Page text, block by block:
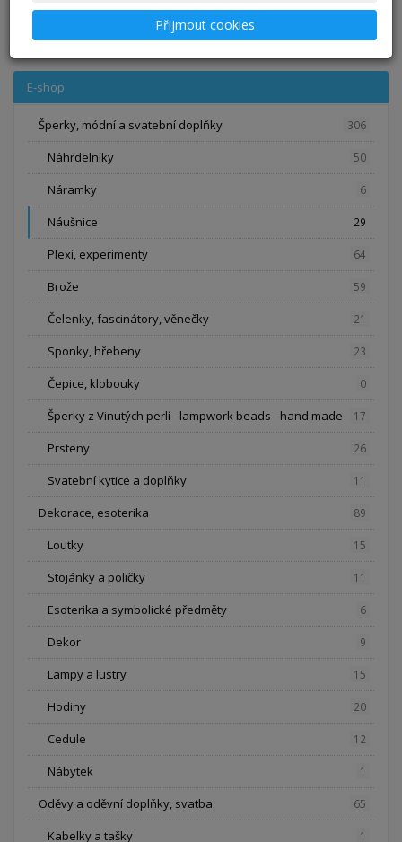
Přihlásit se
E-shop
Šperky, módní a svatební doplňky 306
Náhrdelníky 50
Náramky 6
Náušnice 29
Plexi, experimenty 64
Brože 59
Čelenky, fascinátory, věnečky 21
Sponky, hřebeny 23
Čepice, klobouky 0
Šperky z Vinutých perlí - lampwork beads - hand made 17
Prsteny 26
Svatební kytice a doplňky 11
Dekorace, esoterika 89
Loutky 15
Stojánky a poličky 11
Esoterika a symbolické předměty 6
Dekor 9
Lampy a lustry 15
Hodiny 20
Cedule 12
Nábytek 1
Oděvy a oděvní doplňky, svatba 65
Kabelky a tašky 1
Přijmout cookies